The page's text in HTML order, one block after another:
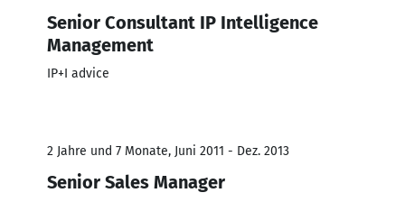
Senior Consultant IP Intelligence
Management
IP+I advice
2 Jahre und 7 Monate, Juni 2011 - Dez. 2013
Senior Sales Manager